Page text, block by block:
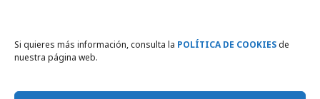
Si quieres más información, consulta la POLÍTICA DE COOKIESde
nuestra página web.